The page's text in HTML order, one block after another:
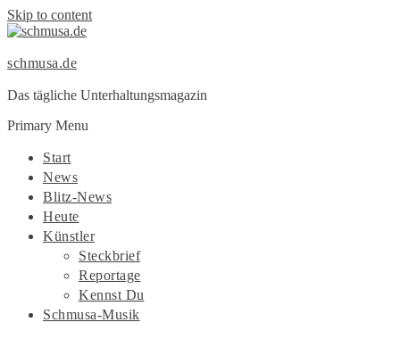
Skip to content
schmusa.de
Das tägliche Unterhaltungsmagazin
Primary Menu
Start
News
Blitz-News
Heute
Künstler
Steckbrief
Reportage
Kennst Du
Schmusa-Musik